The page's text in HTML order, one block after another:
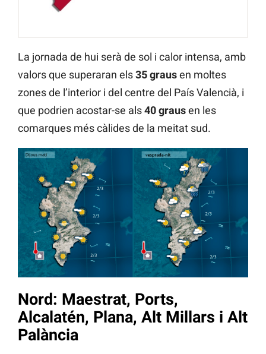
La jornada de hui serà de sol i calor intensa, amb
valors que superaran els35 grausen moltes
zones de l’interior i del centre del País Valencià, i
que podrien acostar-se als40 grausen les
comarques més càlides de la meitat sud.
Nord: Maestrat, Ports,
Alcalatén, Plana, Alt Millars i Alt
Palància